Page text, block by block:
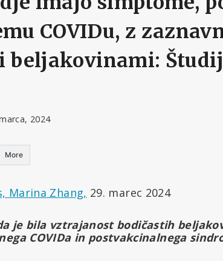
COVIDu, z
beljakovinami:
2024
More
Marina Zhang, 29. marec 2024
je bila vztrajanost bodičastih
COVIDa in postvakcinalnega